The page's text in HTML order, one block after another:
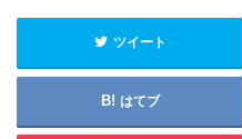
ツイート
はてブ